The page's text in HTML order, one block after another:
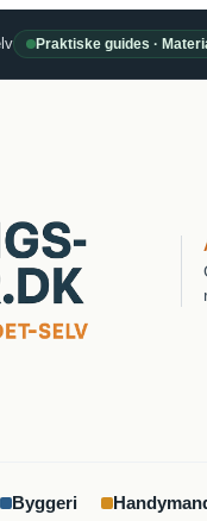
Praktiske guides ·
Byggeri